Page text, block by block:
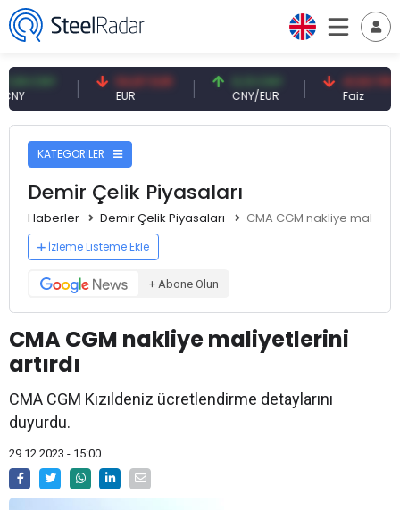
54,87 EUR 0,13 CNY
CNY/EUR
41,53 TRY
KATEGORİLER
Demir Çelik Piyasaları
Haberler Demir Çelik Piyasaları CMA CGM nakliye
İzleme Listeme Ekle
+ Abone Olun
CMA CGM nakliye maliyetlerini
artırdı
CMA CGM Kızıldeniz ücretlendirme detaylarını
duyurdu.
29.12.2023 - 15:00